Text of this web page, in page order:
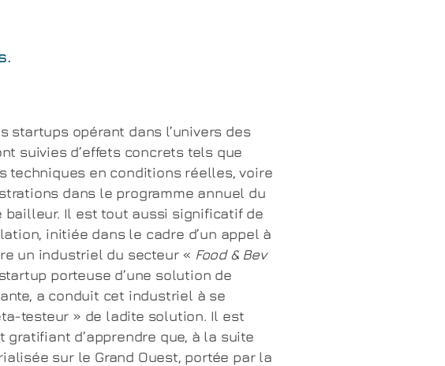
startups opérant dans l’univers des
suivies d’effets concrets tels que
techniques en conditions réelles, voire
dans le programme annuel du
bailleur. Il est tout aussi significatif de
initiée dans le cadre d’un appel à
un industriel du secteur « Food & Bev
porteuse d’une solution de
a conduit cet industriel à se
testeur » de ladite solution. Il est
d’apprendre que, à la suite
sur le Grand Ouest, portée par la